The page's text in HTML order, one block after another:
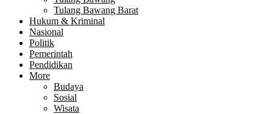
Tulang Bawang Barat
Hukum & Kriminal
Nasional
Politik
Pemerintah
Pendidikan
More
Budaya
Sosial
Wisata